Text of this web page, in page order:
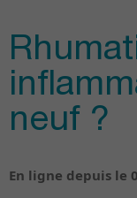
neuf ?
En ligne depuis le